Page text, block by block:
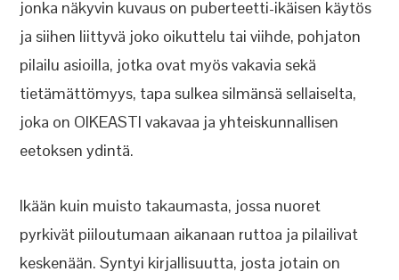
jonka näkyvin kuvaus on puberteetti-ikäisen käytös
ja siihen liittyvä joko oikuttelu tai viihde, pohjaton
pilailu asioilla, jotka ovat myös vakavia sekä
tietämättömyys, tapa sulkea silmänsä sellaiselta,
joka on OIKEASTI vakavaa ja yhteiskunnallisen
eetoksen ydintä.
Ikään kuin muisto takaumasta, jossa nuoret
pyrkivät piiloutumaan aikanaan ruttoa ja pilailivat
keskenään. Syntyi kirjallisuutta, josta jotain on